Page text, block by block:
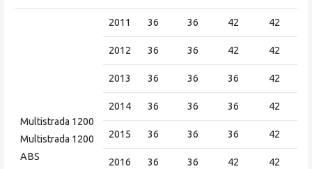
Multistrada 1200
Multistrada 1200
ABS
2011 36 36 42 42
2012 36 36 42 42
2013 36 36 36 42
2014 36 36 36 42
2015 36 36 36 42
2016 36 36 42 42